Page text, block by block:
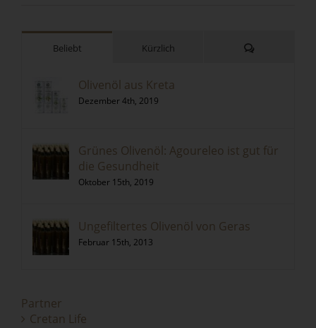
Beliebt Kürzlich Kommentare
Olivenöl aus Kreta
Dezember 4th, 2019
Grünes Olivenöl: Agoureleo ist gut für
die Gesundheit
Oktober 15th, 2019
Ungefiltertes Olivenöl von Geras
Februar 15th, 2013
Partner
Cretan Life